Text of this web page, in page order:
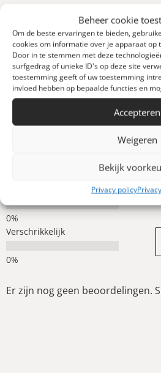
Beheer cookie
Om de beste ervaringen te bieden,
cookies om informatie over je apparaat op
Door in te stemmen met deze
surfgedrag of unieke ID's op deze site
toestemming geeft of uw toestemming
invloed hebben op bepaalde functies en
Accepteren
Weigeren
Bekijk
Privacy policy
0 van 5 sterren (op
basis van 0 reviews)
Uitstekend
Verschrikkelijk
Er zijn nog geen beoordelingen.